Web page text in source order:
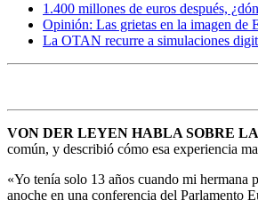
1.400 millones de euros después,
Opinión: Las grietas en la imagen de
La OTAN recurre a simulaciones
VON DER LEYEN HABLA SOBRE
común, y describió cómo esa experiencia
«Yo tenía solo 13 años cuando mi hermana
anoche en una conferencia del Parlamento